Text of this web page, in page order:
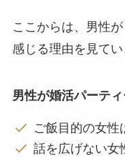
ここからは、男性
感じる理由を見てい
男性が婚活パーテ
ご飯目的の女性
話を広げない女